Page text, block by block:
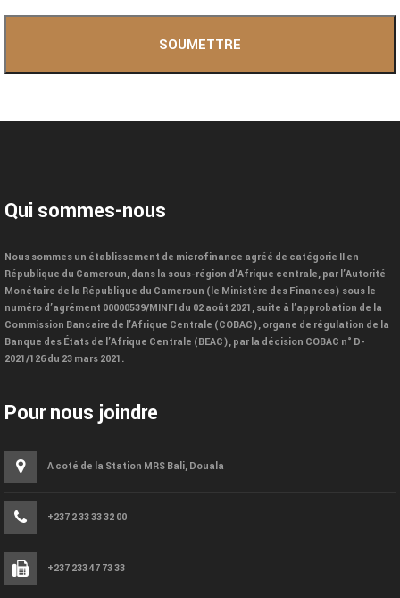
Qui sommes-nous
Nous sommes un établissement de microfinance agréé de catégorie II en
République du Cameroun, dans la sous-région d’Afrique centrale, par l’Autorité
Monétaire de la République du Cameroun (le Ministère des Finances) sous le
numéro d’agrément 00000539/MINFI du 02 août 2021, suite à l’approbation de la
Commission Bancaire de l’Afrique Centrale (COBAC), organe de régulation de la
Banque des États de l’Afrique Centrale (BEAC), par la décision COBAC n° D-
2021/126 du 23 mars 2021.
Pour nous joindre
A coté de la Station MRS Bali, Douala
+237 2 33 33 32 00
+237 233 47 73 33